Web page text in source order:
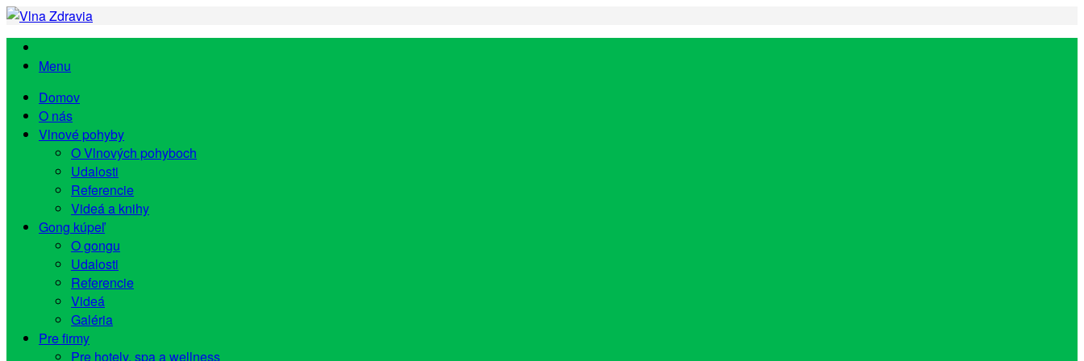
Menu
Domov
O nás
Vlnové pohyby
O Vlnových pohyboch
Udalosti
Referencie
Videá a knihy
Gong kúpeľ
O gongu
Udalosti
Referencie
Videá
Galéria
Pre firmy
Pre hotely, spa a wellness